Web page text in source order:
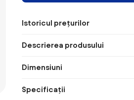
Istoricul prețurilor
Descrierea produsului
Dimensiuni
Specificații